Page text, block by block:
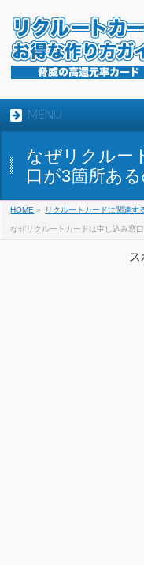
MENU
なぜリクルー
口が3箇所ある
HOME » リクルートカードに関連す
なぜリクルートカードは申し込み窓